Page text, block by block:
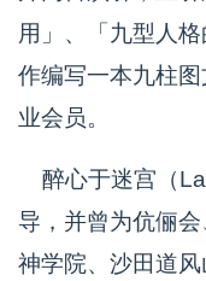
用」、「九型人
作编写一本九柱
业会员。
醉心于迷宫（
导，并曾为伉俪
神学院、沙田道风